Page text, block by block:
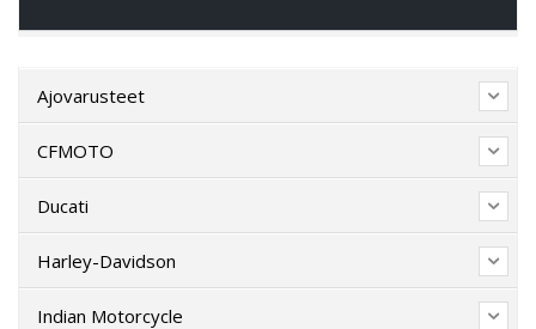
Ajovarusteet
CFMOTO
Ducati
Harley-Davidson
Indian Motorcycle